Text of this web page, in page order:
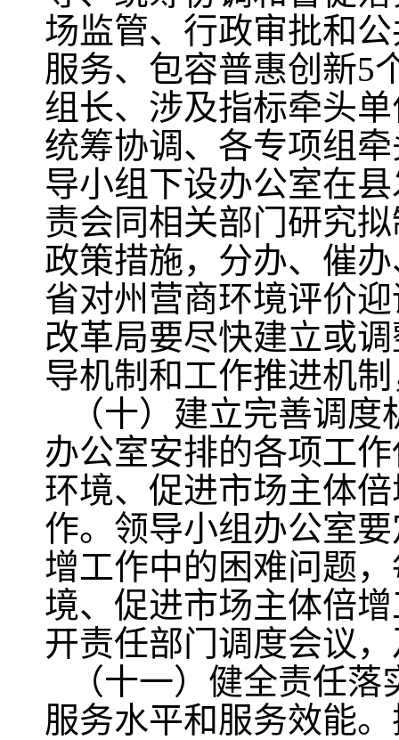
场监管、行政审批和
服务、包容普惠创新5
组长、涉及指标牵头
统筹协调、各专项组
导小组下设办公室在
责会同相关部门研究
政策措施，分办、催
省对州营商环境评价
改革局要尽快建立或
导机制和工作推进机
（十）建立完善调
办公室安排的各项工
环境、促进市场主体
作。领导小组办公室
增工作中的困难问题
境、促进市场主体倍
开责任部门调度会议
（十一）健全责任
服务水平和服务效能